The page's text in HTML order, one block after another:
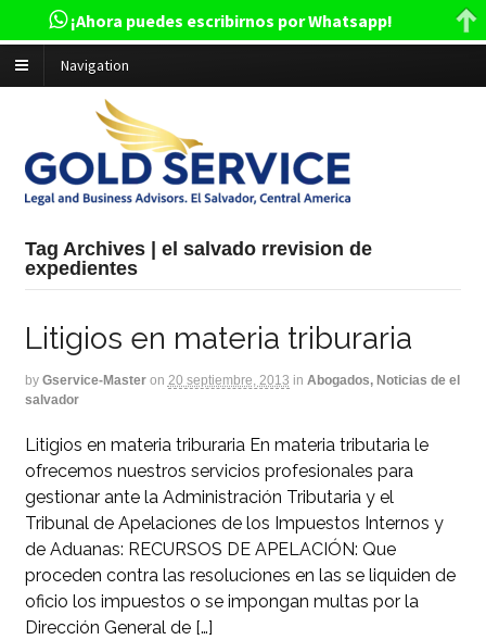
Navigation
Tag Archives | el salvado rrevision de
expedientes
Litigios en materia triburaria
by Gservice-Master on 20 septiembre, 2013 in Abogados, Noticias de el
salvador
Litigios en materia triburaria En materia tributaria le
ofrecemos nuestros servicios profesionales para
gestionar ante la Administración Tributaria y el
Tribunal de Apelaciones de los Impuestos Internos y
de Aduanas: RECURSOS DE APELACIÓN: Que
proceden contra las resoluciones en las se liquiden de
oficio los impuestos o se impongan multas por la
Dirección General de […]
¡Ahora puedes escribirnos por Whatsapp!